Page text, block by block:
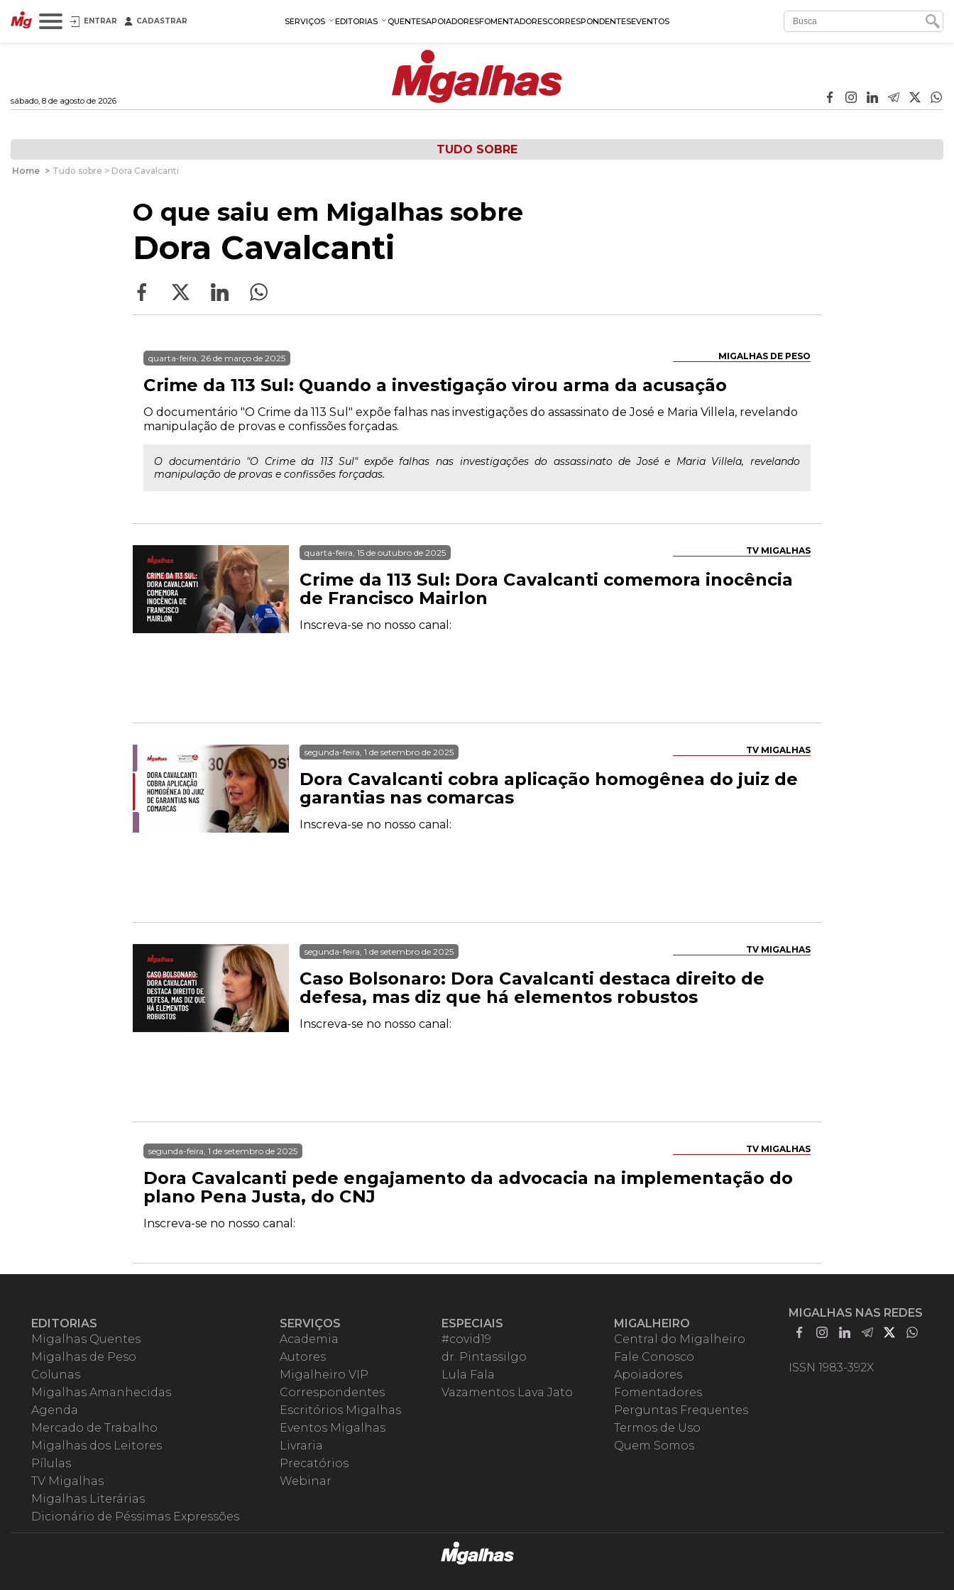
ENTRAR CADASTRAR SERVIÇOS EDITORIAS QUENTESAPOIADORESFOMENTADORESCORRESPONDENTESEVENTOS
sábado, 8 de agosto de 2026
TUDO SOBRE
Home > Tudo sobre > Dora Cavalcanti
O que saiu em Migalhas sobre
Dora Cavalcanti
MIGALHAS DE PESO
quarta-feira, 26 de março de 2025
Crime da 113 Sul: Quando a investigação virou arma da acusação
O documentário "O Crime da 113 Sul" expõe falhas nas investigações do assassinato de José e Maria Villela, revelando
manipulação de provas e confissões forçadas.
O documentário "O Crime da 113 Sul" expõe falhas nas investigações do assassinato de José e Maria Villela, revelando
manipulação de provas e confissões forçadas.
TV MIGALHAS
quarta-feira, 15 de outubro de 2025
Crime da 113 Sul: Dora Cavalcanti comemora inocência
de Francisco Mairlon
Inscreva-se no nosso canal:
TV MIGALHAS
segunda-feira, 1 de setembro de 2025
Dora Cavalcanti cobra aplicação homogênea do juiz de
garantias nas comarcas
Inscreva-se no nosso canal:
TV MIGALHAS
segunda-feira, 1 de setembro de 2025
Caso Bolsonaro: Dora Cavalcanti destaca direito de
defesa, mas diz que há elementos robustos
Inscreva-se no nosso canal:
TV MIGALHAS
segunda-feira, 1 de setembro de 2025
Dora Cavalcanti pede engajamento da advocacia na implementação do
plano Pena Justa, do CNJ
Inscreva-se no nosso canal:
EDITORIAS
Migalhas Quentes
Migalhas de Peso
Colunas
Migalhas Amanhecidas
Agenda
Mercado de Trabalho
Migalhas dos Leitores
Pílulas
TV Migalhas
Migalhas Literárias
Dicionário de Péssimas Expressões
SERVIÇOS
Academia
Autores
Migalheiro VIP
Correspondentes
Escritórios Migalhas
Eventos Migalhas
Livraria
Precatórios
Webinar
ESPECIAIS
#covid19
dr. Pintassilgo
Lula Fala
Vazamentos Lava Jato
MIGALHEIRO
Central do Migalheiro
Fale Conosco
Apoiadores
Fomentadores
Perguntas Frequentes
Termos de Uso
Quem Somos
MIGALHAS NAS REDES
ISSN 1983-392X